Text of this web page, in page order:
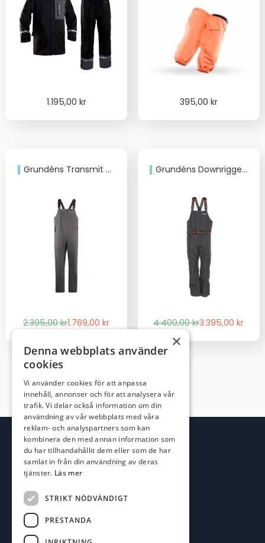
1.195,00 kr 395,00 kr
Grundéns Transmit X Bib Anchor
2.395,00krDet
priset
1.769,00kr
Det
priset
Grundéns Downrigger Gore-tex BIB
4.400,00krDet
3.395,00kr
Det
Kontakta oss
×
Denna webbplats använder
cookies
Vi använder cookies för att anpassa
innehåll, annonser och för att analysera vår
trafik. Vi delar också information om din
användning av vår webbplats med våra
reklam- och analyspartners som kan
kombinera den med annan information som
du har tillhandahållit dem eller som de har
samlat in från din användning av deras
tjänster. Läs mer
STRIKT NÖDVÄNDIGT
PRESTANDA